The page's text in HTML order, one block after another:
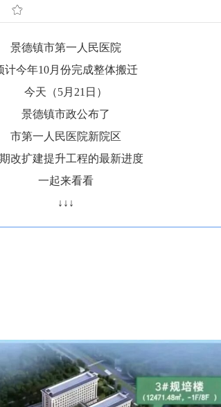
景德镇市第一人民医院
计今年10月份完成整体搬迁
今天（5月21日）
景德镇市政公布了
市第一人民医院新院区
改扩建提升工程的最新进度
一起来看看
↓ ↓ ↓